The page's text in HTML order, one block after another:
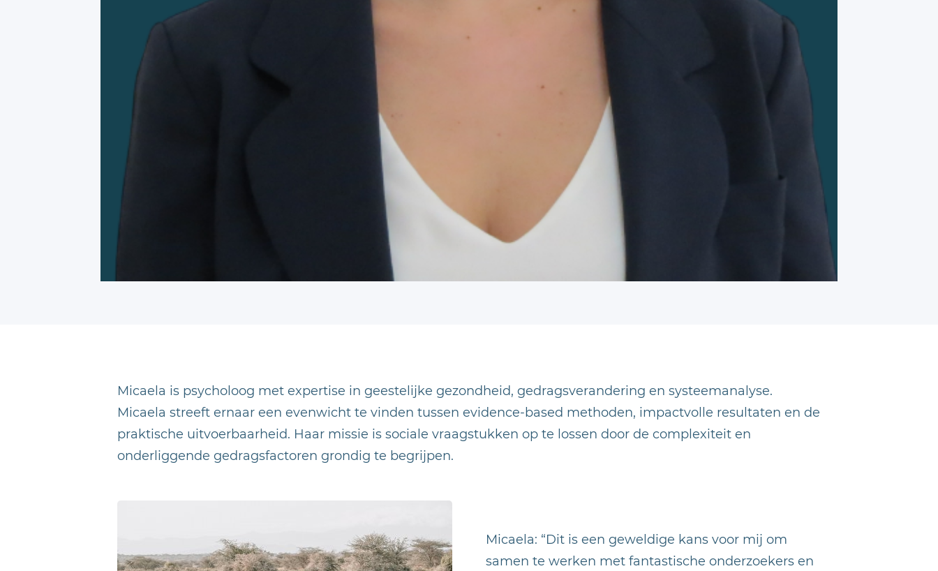
Micaela is psycholoog met expertise in geestelijke gezondheid, gedragsverandering en systeemanalyse.
Micaela streeft ernaar een evenwicht te vinden tussen evidence-based methoden, impactvolle resultaten en de
praktische uitvoerbaarheid. Haar missie is sociale vraagstukken op te lossen door de complexiteit en
onderliggende gedragsfactoren grondig te begrijpen.
Micaela: “Dit is een geweldige kans voor mij om
samen te werken met fantastische onderzoekers en